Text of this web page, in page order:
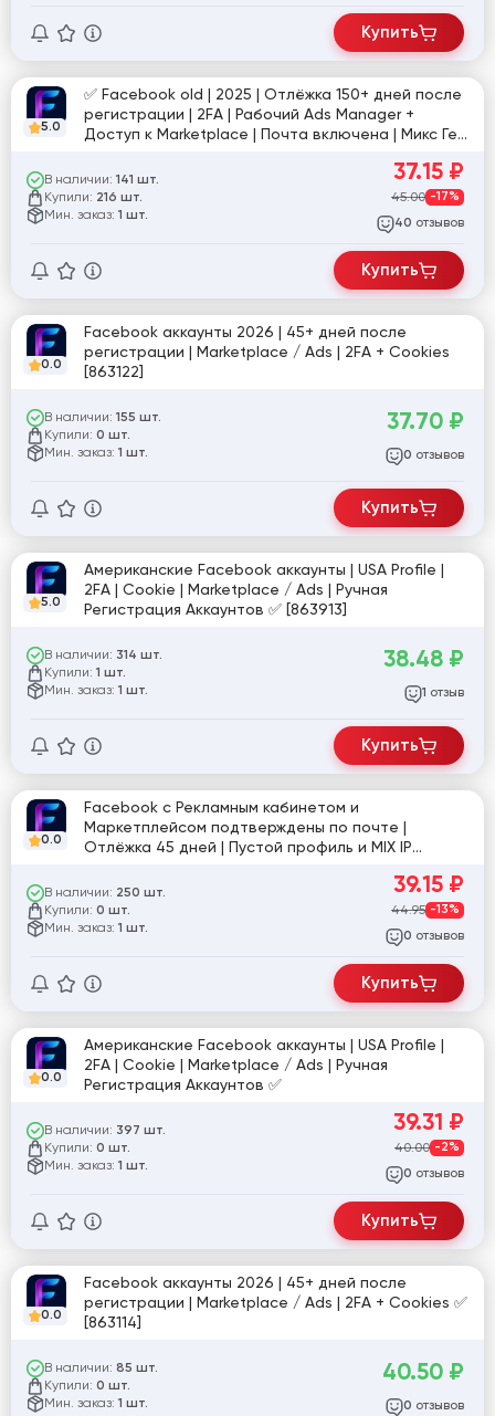
Купить
5.0
✅ Facebook old | 2025 | Отлёжка 150+ дней после
регистрации | 2FA | Рабочий Ads Manager +
Доступ к Marketplace | Почта включена | Микс Гео
В наличии: 141 шт.
Купили: 216 шт.
Мин. заказ: 1 шт.
37.15 ₽
45.00 -17%
40 отзывов
Купить
0.0
Facebook аккаунты 2026 | 45+ дней после
регистрации | Marketplace / Ads | 2FA + Cookies
[863122]
В наличии: 155 шт.
Купили: 0 шт.
Мин. заказ: 1 шт.
37.70 ₽
0 отзывов
Купить
5.0
Американские Facebook аккаунты | USA Profile |
2FA | Cookie | Marketplace / Ads | Ручная
Регистрация Аккаунтов ✅ [863913]
В наличии: 314 шт.
Купили: 1 шт.
Мин. заказ: 1 шт.
38.48 ₽
1 отзыв
Купить
0.0
Facebook с Рекламным кабинетом и
Маркетплейсом подтверждены по почте |
Отлёжка 45 дней | Пустой профиль и MIX IP
В наличии: 250 шт.
Купили: 0 шт.
Мин. заказ: 1 шт.
39.15 ₽
44.95 -13%
0 отзывов
Купить
0.0
Американские Facebook аккаунты | USA Profile |
2FA | Cookie | Marketplace / Ads | Ручная
Регистрация Аккаунтов ✅
В наличии: 397 шт.
Купили: 0 шт.
Мин. заказ: 1 шт.
39.31 ₽
40.00 -2%
0 отзывов
Купить
0.0
Facebook аккаунты 2026 | 45+ дней после
регистрации | Marketplace / Ads | 2FA + Cookies ✅
[863114]
В наличии: 85 шт.
Купили: 0 шт.
Мин. заказ: 1 шт.
40.50 ₽
0 отзывов